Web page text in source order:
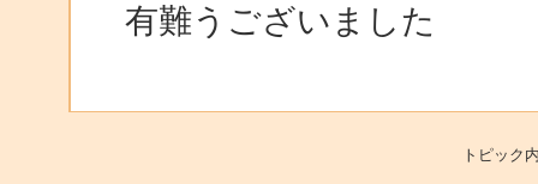
有難うございました
トピッ